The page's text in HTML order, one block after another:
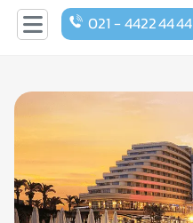
021 - 4422 44 44